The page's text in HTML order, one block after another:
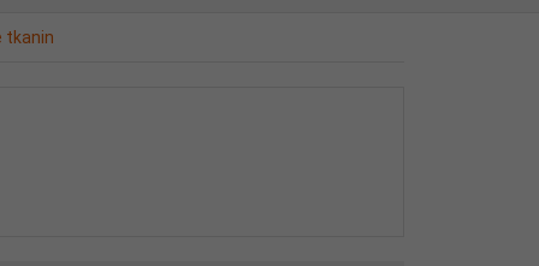
tkanin